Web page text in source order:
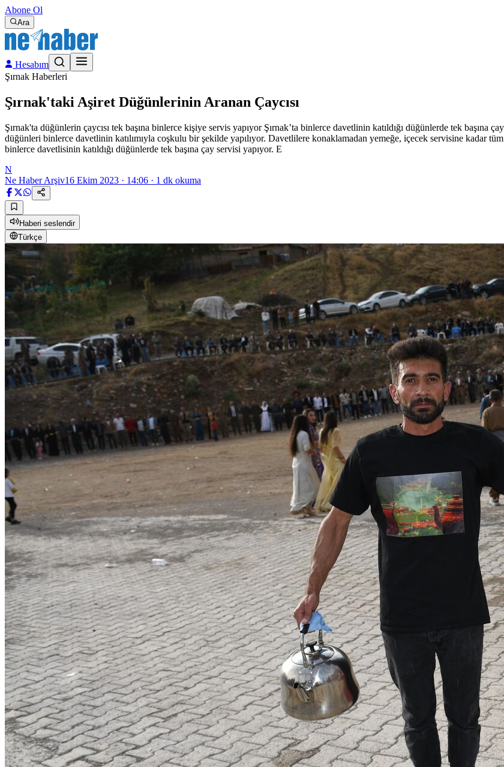
Abone Ol
Ara
Hesabım
Şırnak Haberleri
Şırnak'taki Aşiret Düğünlerinin Aranan Çaycısı
Şırnak'ta düğünlerin çaycısı tek başına binlerce kişiye servis yapıyor Şırnak’ta binlerce davetlinin katıldığı düğünlerde tek başına
düğünleri binlerce davetlinin katılımıyla coşkulu bir şekilde yapılıyor. Davetlilere konaklamadan yemeğe, içecek servisine kadar
binlerce davetlisinin katıldığı düğünlerde tek başına çay servisi yapıyor. E
N
Ne Haber Arşiv16 Ekim 2023 · 14:06 · 1 dk okuma
Haberi seslendir
Türkçe